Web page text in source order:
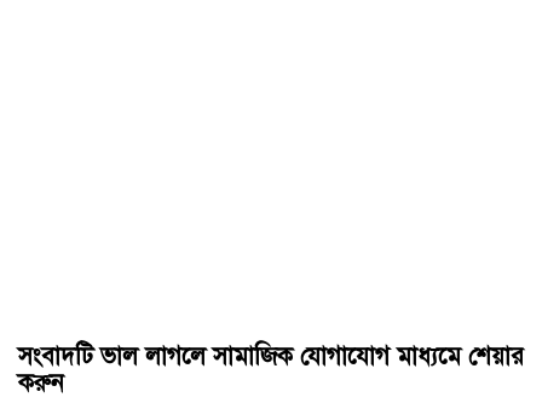
সংবাদটি ভাল লাগলে সামাজিক যোগাযোগ মাধ্যমে শেয়ার
করুন